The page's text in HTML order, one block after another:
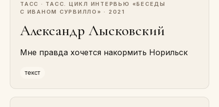
ТАСС · ТАСС. ЦИКЛ ИНТЕРВЬЮ «БЕСЕДЫ
С ИВАНОМ СУРВИЛЛО» · 2021
Александр Лысковский
Мне правда хочется накормить Норильск
текст